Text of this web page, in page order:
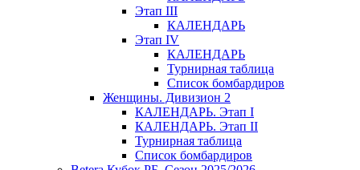
Этап III
КАЛЕНДАРЬ
Этап IV
КАЛЕНДАРЬ
Турнирная таблица
Список бомбардиров
Женщины. Дивизион 2
КАЛЕНДАРЬ. Этап I
КАЛЕНДАРЬ. Этап II
Турнирная таблица
Список бомбардиров